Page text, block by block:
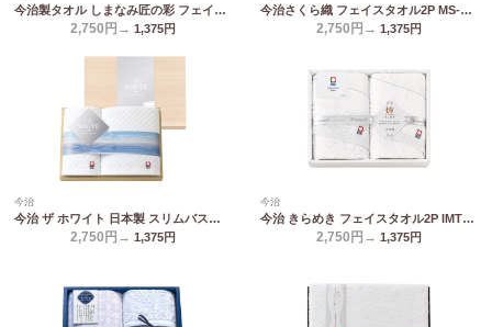
今治製タオル しまなみ匠の彩 フェイスタオル2P IMM-029
2,750円→ 1,375円
今治さくら織 フェイスタオル2P MS-251
2,750円→ 1,375円
今治
今治 ザ ホワイト 日本製 スリムバスタオル&フェイスタオル(木箱入) 65525
2,750円→ 1,375円
今治
今治 きらめき フェイスタオル2P IMT8250
2,750円→ 1,375円